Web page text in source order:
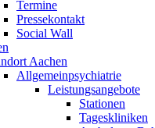
Termine
Pressekontakt
Social Wall
Aachen
Allgemeinpsychiatrie
Leistungsangebote
Stationen
Tageskliniken